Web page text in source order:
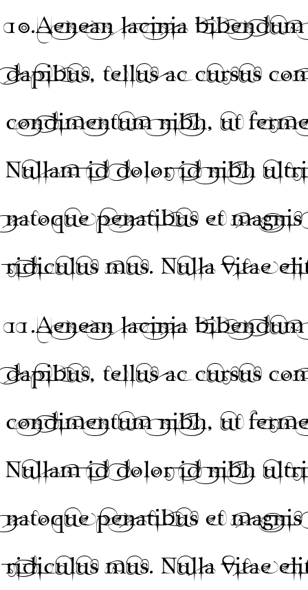
10.Aenean lacinia
dapibus, tellus ac cursus
condimentum nibh, ut
Nullam id dolor id nibh
natoque penatibus et
ridiculus mus. Nulla vitae
11.Aenean lacinia
dapibus, tellus ac cursus
condimentum nibh, ut
Nullam id dolor id nibh
natoque penatibus et
ridiculus mus. Nulla vitae